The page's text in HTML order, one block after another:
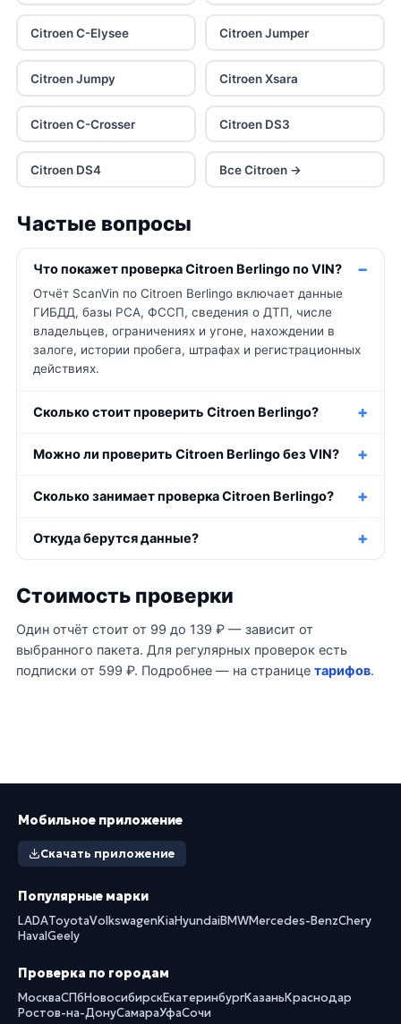
Citroen C-Elysee Citroen Jumper
Citroen Jumpy Citroen Xsara
Citroen C-Crosser Citroen DS3
Citroen DS4 Все Citroen →
Частые вопросы
Что покажет проверка Citroen Berlingo по VIN?
Отчёт ScanVin по Citroen Berlingo включает данные
ГИБДД, базы РСА, ФССП, сведения о ДТП, числе
владельцев, ограничениях и угоне, нахождении в
залоге, истории пробега, штрафах и регистрационных
действиях.
Сколько стоит проверить Citroen Berlingo?
Можно ли проверить Citroen Berlingo без VIN?
Сколько занимает проверка Citroen Berlingo?
Откуда берутся данные?
Стоимость проверки
Один отчёт стоит от 99 до 139 ₽ — зависит от
выбранного пакета. Для регулярных проверок есть
подписки от 599 ₽. Подробнее — на странице тарифов.
Мобильное приложение
Скачать приложение
Популярные марки
LADAToyotaVolkswagenKiaHyundaiBMWMercedes-BenzChery
HavalGeely
Проверка по городам
МоскваСПбНовосибирскЕкатеринбургКазаньКраснодар
Ростов-на-ДонуСамараУфаСочи